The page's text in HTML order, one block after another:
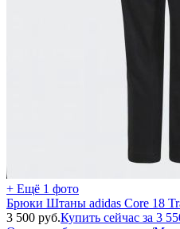
+ Ещё 1 фото
Брюки Штаны adidas Core 18
3 500 руб.Купить сейчас за 3